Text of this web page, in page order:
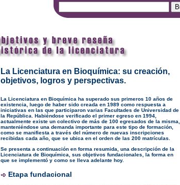
La Licenciatura en Bioquímica: su creación,
objetivos, logros y perspectivas.
La Licenciatura en Bioquímica ha superado sus primeros 10 años de
existencia, luego de haber sido creada en 1989 como respuesta a
iniciativas en las que participaron varias Facultades de Universidad de
la República. Habiéndose verificado el primer egreso en 1994,
actualmente existe un colectivo de más de 100 egresados de la misma,
manteniéndose una demanda importante para este tipo de formación,
como se manifiesta a través del número de nuevas inscripciones
recibidas cada año, que se ubica en el orden de las 200 matrículas.
Se presenta a continuación en forma resumida, una descripción de la
Licenciatura de Bioquímica, sus objetivos fundacionales, la forma en
que se implementó y como se lleva adelante hoy.
Etapa fundacional